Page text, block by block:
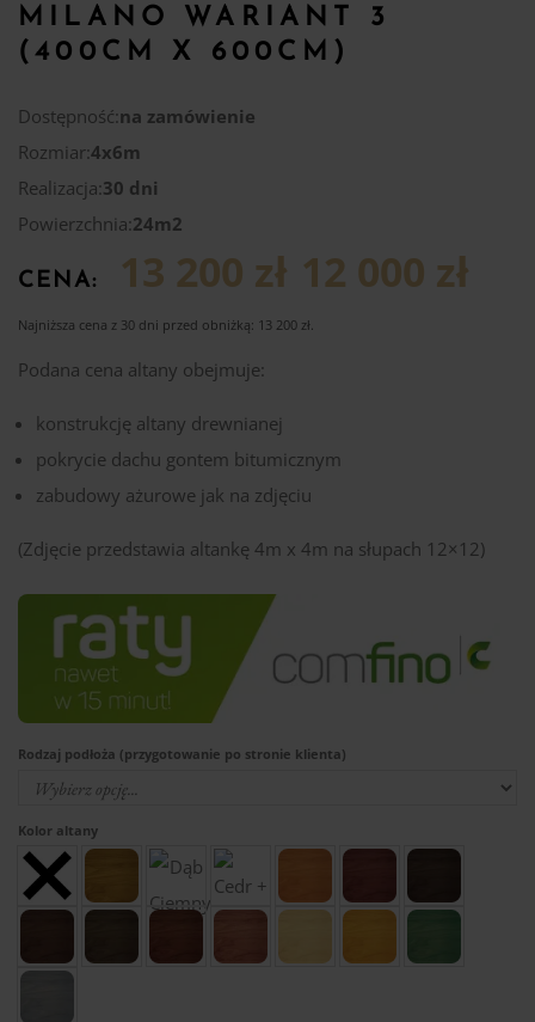
MILANO WARIANT 3
(400CM X 600CM)
Dostępność:na zamówienie
Rozmiar:4x6m
Realizacja:30 dni
Powierzchnia:24m2
CENA: 13 200 zł 12 000 zł
Najniższa cena z 30 dni przed obniżką: 13 200 zł.
Podana cena altany obejmuje:
konstrukcję altany drewnianej
pokrycie dachu gontem bitumicznym
zabudowy ażurowe jak na zdjęciu
(Zdjęcie przedstawia altankę 4m x 4m na słupach 12×12)
Rodzaj podłoża (przygotowanie po stronie klienta)
Kolor altany